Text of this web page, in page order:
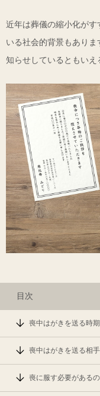
近年は葬儀の縮小化がす
いる社会的背景もありま
知らせしているともいえ
目次
喪中はがきを送る時期
喪中はがきを送る相手
喪に服す必要がある